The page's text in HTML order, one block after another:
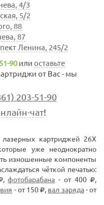
4/3
5/2
88
87
Ленина, 245/2
90или оставьте
от Вас - мы
203-51-90
чат!
картриджей 26X
уже неоднократно
изношенные компоненты
чёткой печатью:
,фотобарабана - от 400
,
- от 150 , вал заряда- от